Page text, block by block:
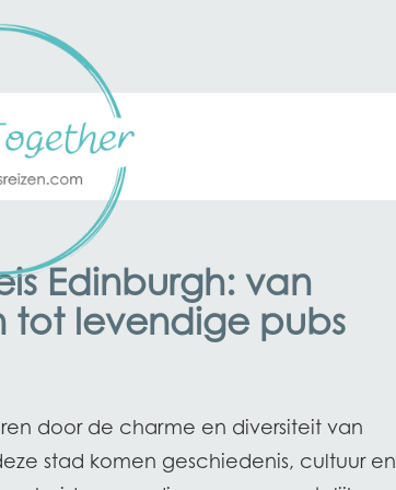
Edinburgh: van
tot levendige pubs
door de charme en diversiteit van
stad komen geschiedenis, cultuur en